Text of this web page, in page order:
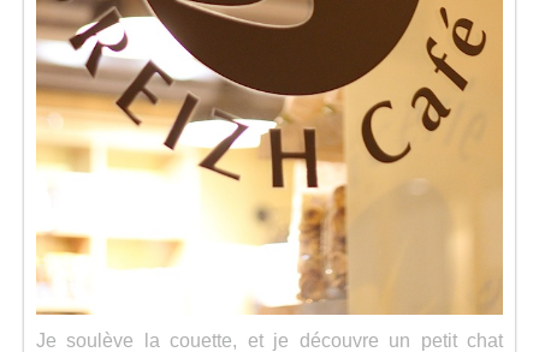
Je soulève la couette, et je découvre un petit chat